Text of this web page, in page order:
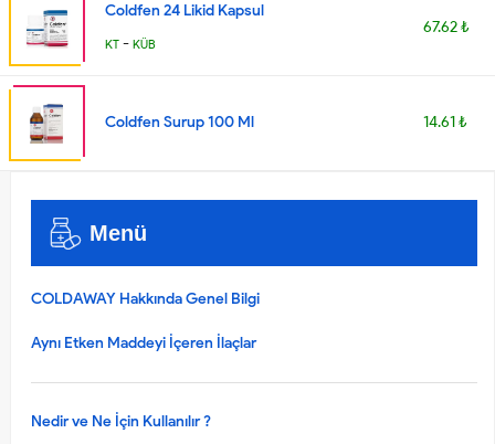
Coldfen 24 Likid Kapsul
KT - KÜB
67.62 ₺
Coldfen Surup 100 Ml 14.61 ₺
Menü
COLDAWAY Hakkında Genel Bilgi
Aynı Etken Maddeyi İçeren İlaçlar
Nedir ve Ne İçin Kullanılır ?